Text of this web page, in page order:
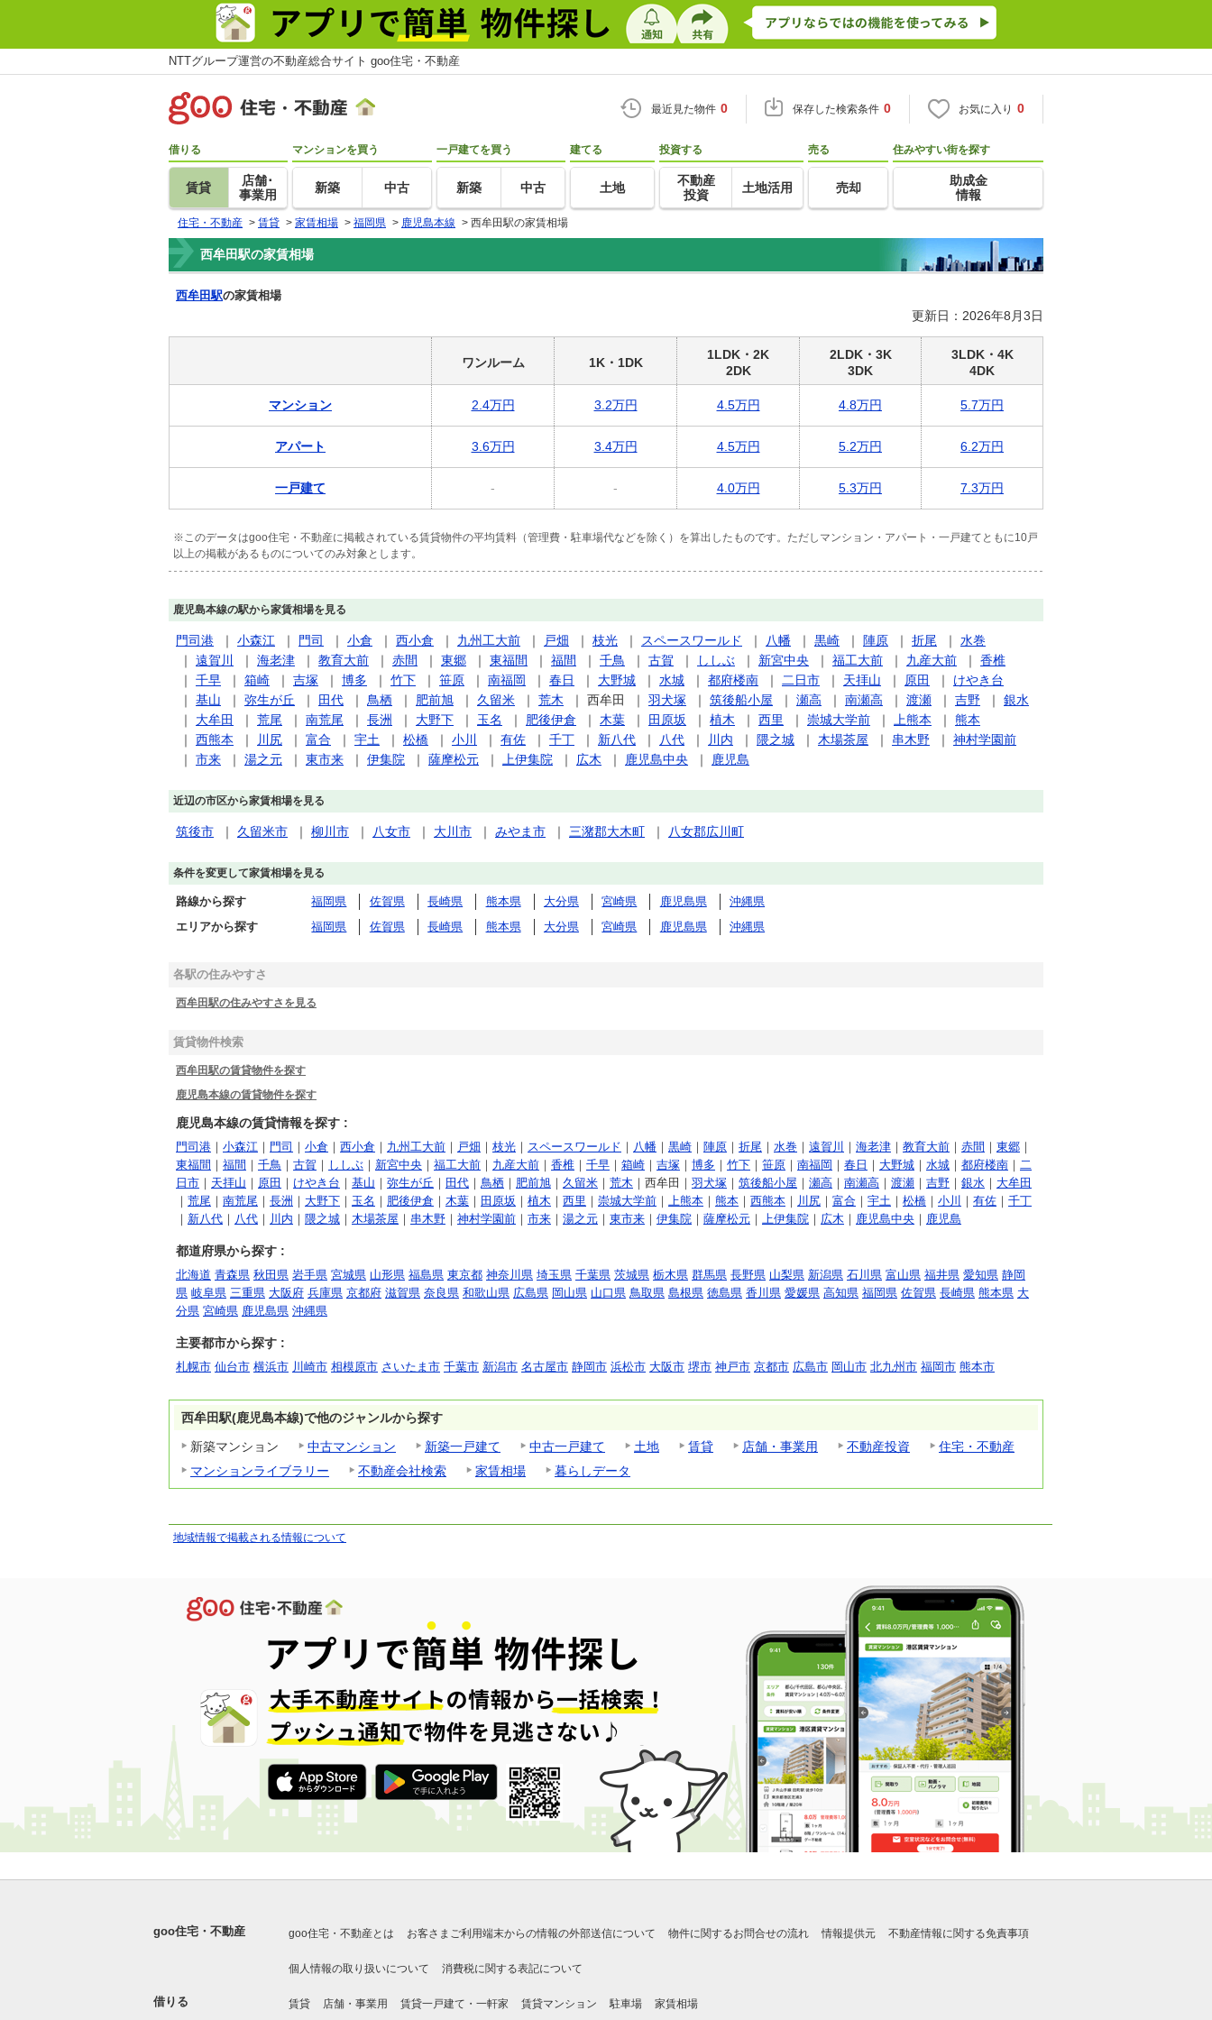
NTTグループ運営の不動産総合サイト goo住宅・不動産
最近見た物件 0 保存した検索条件 0 お気に入り 0
借りる
賃貸
店舗･
事業用
マンションを買う
新築 中古
一戸建てを買う
新築 中古
建てる
土地
投資する
不動産
投資
土地活用
売る
売却
住みやすい街を探す
助成金
情報
住宅・不動産 > 賃貸 > 家賃相場 > 福岡県 > 鹿児島本線 > 西牟田駅の家賃相場
西牟田駅の家賃相場
西牟田駅の家賃相場
更新日：2026年8月3日
ワンルーム 1K・1DK
1LDK・2K
2DK
2LDK・3K
3DK
3LDK・4K
4DK
マンション 2.4万円 3.2万円 4.5万円 4.8万円 5.7万円
アパート 3.6万円 3.4万円 4.5万円 5.2万円 6.2万円
一戸建て - - 4.0万円 5.3万円 7.3万円
※このデータはgoo住宅・不動産に掲載されている賃貸物件の平均賃料（管理費・駐車場代などを除く）を算出したものです。ただしマンション・アパート・一戸建てともに10戸
以上の掲載があるものについてのみ対象とします。
鹿児島本線の駅から家賃相場を見る
門司港 ｜ 小森江 ｜ 門司 ｜ 小倉 ｜ 西小倉 ｜ 九州工大前 ｜ 戸畑 ｜ 枝光 ｜ スペースワールド ｜ 八幡 ｜ 黒崎 ｜ 陣原 ｜ 折尾 ｜ 水巻
｜ 遠賀川 ｜ 海老津 ｜ 教育大前 ｜ 赤間 ｜ 東郷 ｜ 東福間 ｜ 福間 ｜ 千鳥 ｜ 古賀 ｜ ししぶ ｜ 新宮中央 ｜ 福工大前 ｜ 九産大前 ｜ 香椎
｜ 千早 ｜ 箱崎 ｜ 吉塚 ｜ 博多 ｜ 竹下 ｜ 笹原 ｜ 南福岡 ｜ 春日 ｜ 大野城 ｜ 水城 ｜ 都府楼南 ｜ 二日市 ｜ 天拝山 ｜ 原田 ｜ けやき台
｜ 基山 ｜ 弥生が丘 ｜ 田代 ｜ 鳥栖 ｜ 肥前旭 ｜ 久留米 ｜ 荒木 ｜ 西牟田 ｜ 羽犬塚 ｜ 筑後船小屋 ｜ 瀬高 ｜ 南瀬高 ｜ 渡瀬 ｜ 吉野 ｜ 銀水
｜ 大牟田 ｜ 荒尾 ｜ 南荒尾 ｜ 長洲 ｜ 大野下 ｜ 玉名 ｜ 肥後伊倉 ｜ 木葉 ｜ 田原坂 ｜ 植木 ｜ 西里 ｜ 崇城大学前 ｜ 上熊本 ｜ 熊本
｜ 西熊本 ｜ 川尻 ｜ 富合 ｜ 宇土 ｜ 松橋 ｜ 小川 ｜ 有佐 ｜ 千丁 ｜ 新八代 ｜ 八代 ｜ 川内 ｜ 隈之城 ｜ 木場茶屋 ｜ 串木野 ｜ 神村学園前
｜ 市来 ｜ 湯之元 ｜ 東市来 ｜ 伊集院 ｜ 薩摩松元 ｜ 上伊集院 ｜ 広木 ｜ 鹿児島中央 ｜ 鹿児島
近辺の市区から家賃相場を見る
筑後市 ｜ 久留米市 ｜ 柳川市 ｜ 八女市 ｜ 大川市 ｜ みやま市 ｜ 三潴郡大木町 ｜ 八女郡広川町
条件を変更して家賃相場を見る
路線から探す 福岡県 佐賀県 長崎県 熊本県 大分県 宮崎県 鹿児島県
沖縄県
エリアから探す
福岡県 佐賀県 長崎県 熊本県 大分県 宮崎県 鹿児島県 沖縄県
各駅の住みやすさ
西牟田駅の住みやすさを見る
賃貸物件検索
西牟田駅の賃貸物件を探す
鹿児島本線の賃貸物件を探す
鹿児島本線の賃貸情報を探す :
門司港 ｜ 小森江 ｜ 門司 ｜ 小倉 ｜ 西小倉 ｜ 九州工大前 ｜ 戸畑 ｜ 枝光 ｜ スペースワールド ｜ 八幡 ｜ 黒崎 ｜ 陣原 ｜ 折尾 ｜ 水巻 ｜ 遠賀川 ｜ 海老津 ｜ 教育大前 ｜ 赤間 ｜ 東郷 ｜
東福間 ｜ 福間 ｜ 千鳥 ｜ 古賀 ｜ ししぶ ｜ 新宮中央 ｜ 福工大前 ｜ 九産大前 ｜ 香椎 ｜ 千早 ｜ 箱崎 ｜ 吉塚 ｜ 博多 ｜ 竹下 ｜ 笹原 ｜ 南福岡 ｜ 春日 ｜ 大野城 ｜ 水城 ｜ 都府楼南 ｜ 二
日市 ｜ 天拝山 ｜ 原田 ｜ けやき台 ｜ 基山 ｜ 弥生が丘 ｜ 田代 ｜ 鳥栖 ｜ 肥前旭 ｜ 久留米 ｜ 荒木 ｜西牟田｜ 羽犬塚 ｜ 筑後船小屋 ｜ 瀬高 ｜ 南瀬高 ｜ 渡瀬 ｜ 吉野 ｜ 銀水 ｜ 大牟田
｜ 荒尾 ｜ 南荒尾 ｜ 長洲 ｜ 大野下 ｜ 玉名 ｜ 肥後伊倉 ｜ 木葉 ｜ 田原坂 ｜ 植木 ｜ 西里 ｜ 崇城大学前 ｜ 上熊本 ｜ 熊本 ｜ 西熊本 ｜ 川尻 ｜ 富合 ｜ 宇土 ｜ 松橋 ｜ 小川 ｜ 有佐 ｜ 千丁
｜ 新八代 ｜ 八代 ｜ 川内 ｜ 隈之城 ｜ 木場茶屋 ｜ 串木野 ｜ 神村学園前 ｜ 市来 ｜ 湯之元 ｜ 東市来 ｜ 伊集院 ｜ 薩摩松元 ｜ 上伊集院 ｜ 広木 ｜ 鹿児島中央 ｜ 鹿児島
都道府県から探す :
北海道 青森県 秋田県 岩手県 宮城県 山形県 福島県 東京都 神奈川県 埼玉県 千葉県 茨城県 栃木県 群馬県 長野県 山梨県 新潟県 石川県 富山県 福井県 愛知県 静岡
県 岐阜県 三重県 大阪府 兵庫県 京都府 滋賀県 奈良県 和歌山県 広島県 岡山県 山口県 鳥取県 島根県 徳島県 香川県 愛媛県 高知県 福岡県 佐賀県 長崎県 熊本県 大
分県 宮崎県 鹿児島県 沖縄県
主要都市から探す :
札幌市 仙台市 横浜市 川崎市 相模原市 さいたま市 千葉市 新潟市 名古屋市 静岡市 浜松市 大阪市 堺市 神戸市 京都市 広島市 岡山市 北九州市 福岡市 熊本市
西牟田駅(鹿児島本線)で他のジャンルから探す
新築マンション
中古マンション 新築一戸建て 中古一戸建て 土地 賃貸 店舗・事業用 不動産投資
住宅・不動産
マンションライブラリー
不動産会社検索 家賃相場 暮らしデータ
地域情報で掲載される情報について
goo住宅・不動産 goo住宅・不動産とは お客さまご利用端末からの情報の外部送信について 物件に関するお問合せの流れ 情報提供元 不動産情報に関する免責事項
個人情報の取り扱いについて 消費税に関する表記について
借りる 賃貸 店舗・事業用 賃貸一戸建て・一軒家 賃貸マンション 駐車場 家賃相場